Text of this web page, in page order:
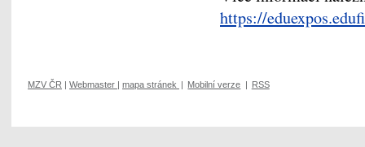
https://
MZV ČR | Webmaster | mapa stránek | Mobilní verze | RSS